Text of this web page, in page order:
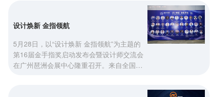
设计焕新 金指领航
5月28日，以“设计焕新 金指领航”为主题的
第16届金手指奖启动发布会暨设计师交流会
在广州琶洲会展中心隆重召开。来自全国照